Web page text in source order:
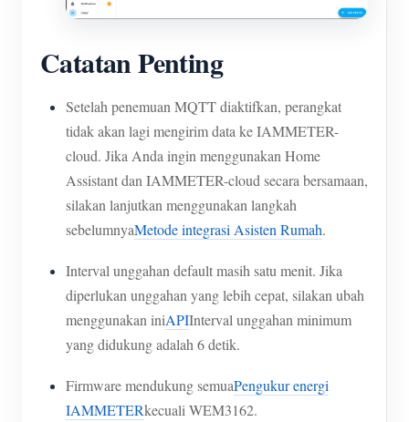
Catatan Penting
Setelah penemuan MQTT diaktifkan, perangkat
tidak akan lagi mengirim data ke IAMMETER-
cloud. Jika Anda ingin menggunakan Home
Assistant dan IAMMETER-cloud secara bersamaan,
silakan lanjutkan menggunakan langkah
sebelumnyaMetode integrasi Asisten Rumah.
Interval unggahan default masih satu menit. Jika
diperlukan unggahan yang lebih cepat, silakan ubah
menggunakan iniAPIInterval unggahan minimum
yang didukung adalah 6 detik.
Firmware mendukung semuaPengukur energi
IAMMETERkecuali WEM3162.